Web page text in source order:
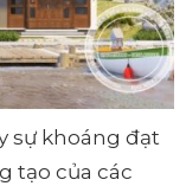
sự khoáng đạt
tạo của các